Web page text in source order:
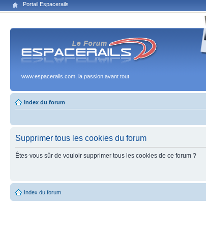
Portail Espacerails
www.espacerails.com, la passion avant tout
Index du forum
Supprimer tous les cookies du forum
Êtes-vous sûr de vouloir supprimer tous les cookies de ce forum ?
Index du forum